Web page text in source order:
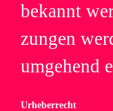
bekannt
zun­gen
umge­hend
Urhe­ber­recht